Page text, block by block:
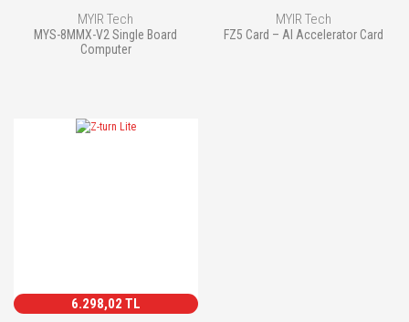
MYIR Tech
MYS-8MMX-V2 Single Board
Computer
MYIR Tech
FZ5 Card – AI Accelerator Card
6.298,02 TL